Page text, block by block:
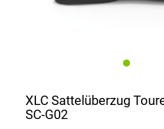
XLC Sattelüberzug
SC-G02